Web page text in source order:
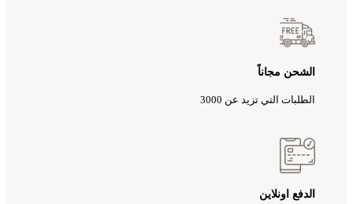
الشحن مجاناً
الطلبات التي تزيد عن 3000
الدفع اونلاين